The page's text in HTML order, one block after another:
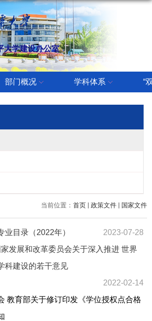
大学建设办公室
部门概况 学科体系 “
当前位置： 首页 政策文件 国家文件
业目录（2022年）
2023-07-28
发展和改革委员会关于深入推进 世界
科建设的若干意见
2022-02-14
教育部关于修订印发《学位授权点合格